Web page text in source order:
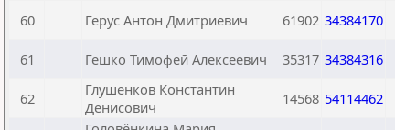
60 Герус Антон Дмитриевич 61902 34384170
61 Гешко Тимофей Алексеевич 35317 34384316
62
Глушенков Константин
Денисович
14568 54114462